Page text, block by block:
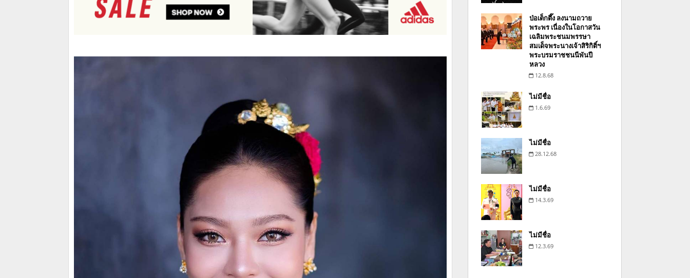
ป่อเต็กตึ๊ง ลงนามถวาย
พระพร เนื่องในโอกาสวัน
เฉลิมพระชนมพรรษา
สมเด็จพระนางเจ้าสิริกิติ์ฯ
พระบรมราชชนนีพันปี
หลวง
12.8.68
ไม่มีชื่อ
1.6.69
ไม่มีชื่อ
28.12.68
ไม่มีชื่อ
14.3.69
ไม่มีชื่อ
12.3.69